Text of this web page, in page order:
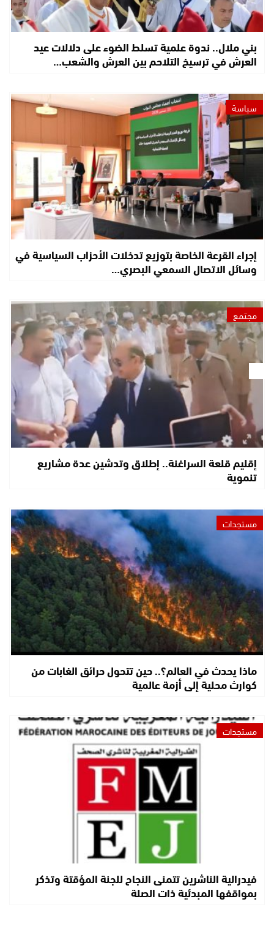
بني ملال.. ندوة علمية تسلط الضوء على دلالات عيد
العرش في ترسيخ التلاحم بين العرش والشعب…
سياسة
إجراء القرعة الخاصة بتوزيع تدخلات الأحزاب السياسية في
وسائل الاتصال السمعي البصري…
مجتمع
إقليم قلعة السراغنة.. إطلاق وتدشين عدة مشاريع
تنموية
مستجدات
ماذا يحدث في العالم؟.. حين تتحول حرائق الغابات من
كوارث محلية إلى أزمة عالمية
مستجدات
فيدرالية الناشرين تتمنى النجاح للجنة المؤقتة وتذكر
بمواقفها المبدئية ذات الصلة